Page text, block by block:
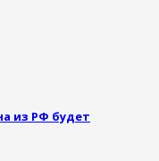
из РФ будет